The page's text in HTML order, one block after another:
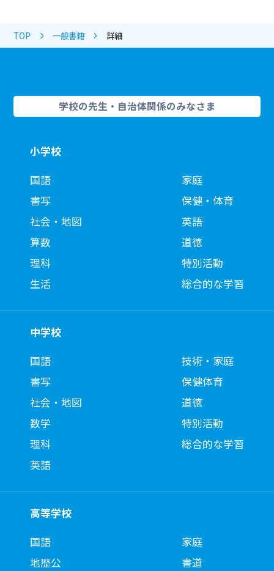
TOP 一般書籍 詳細
学校の先生・自治体関係のみなさま
小学校
国語
書写
社会・地図
算数
理科
生活
家庭
保健・体育
英語
道徳
特別活動
総合的な学習
中学校
国語
書写
社会・地図
数学
理科
英語
技術・家庭
保健体育
道徳
特別活動
総合的な学習
高等学校
国語
地歴公
家庭
書道